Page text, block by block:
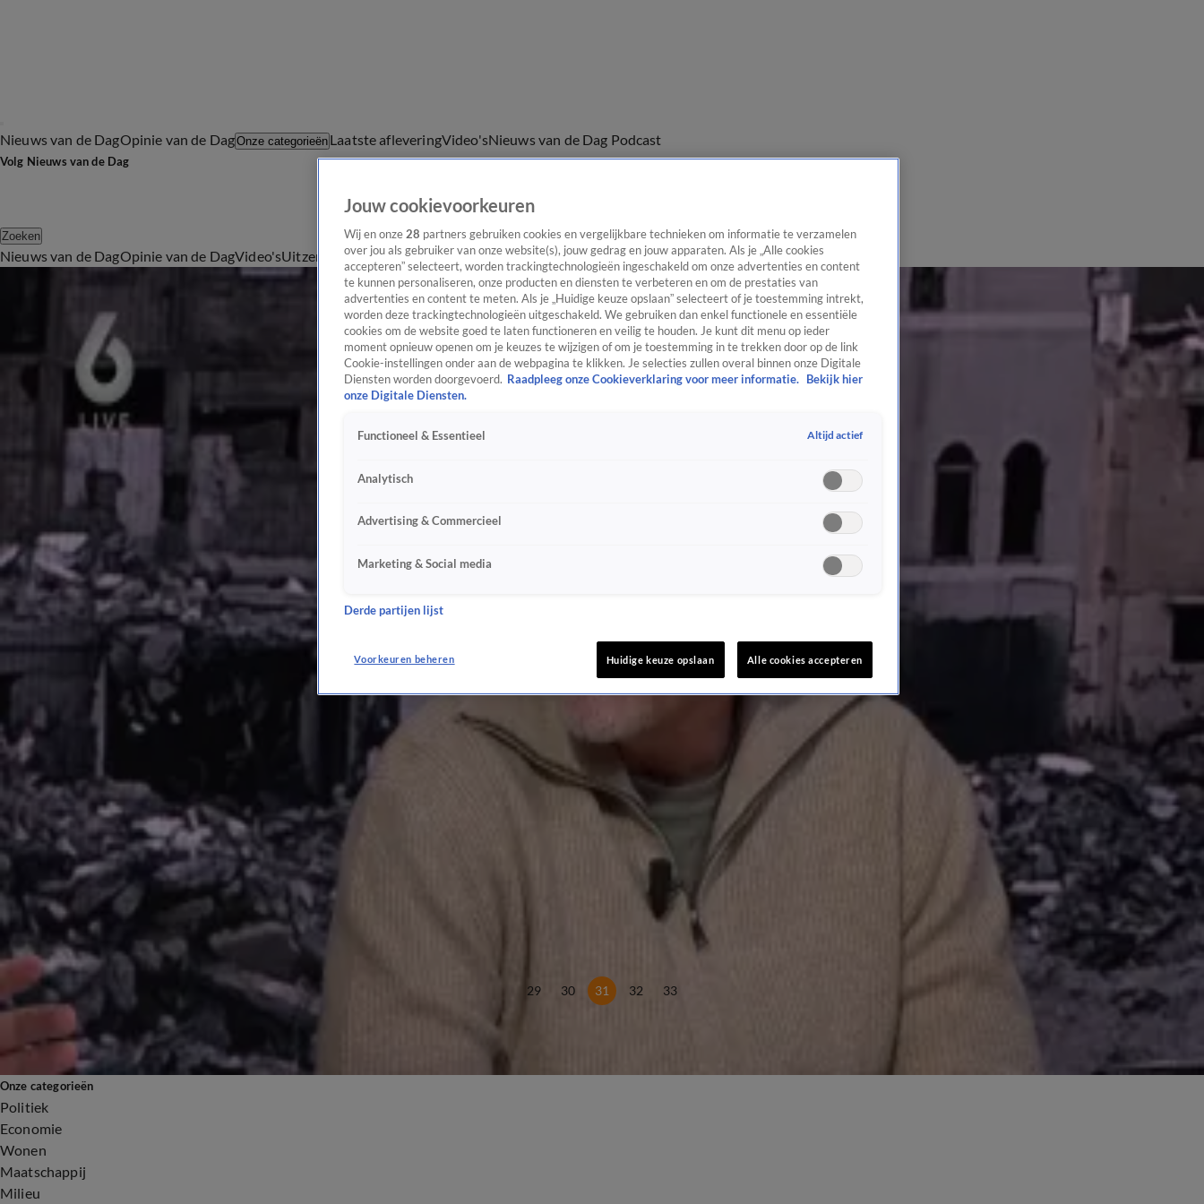
Nieuws van de DagOpinie van de DagOnze categorieën Laatste afleveringVideo'sNieuws van de Dag Podcast
Volg Nieuws van de Dag
Zoeken
Nieuws van de DagOpinie van de DagVideo'sUitzendingen PodcastPanel Contact
Drie jaar oorlog in Oekraïne: Is een einde in zicht?
24 feb 2025, 19:00
'Jongeren in Duitsland zijn gepolariseerd'
24 feb 2025, 18:59
Verkiezingen in Duitsland: 'De migratieproblemen zijn daar groter'
21 feb 2025, 18:46
Mike Pence weerlegt Trump: 'Oekraïne begon oorlog niet'
Nederland draait geldkraan dicht voor ontwikkelingshulp
20 feb 2025, 18:52
20 feb 2025, 18:44
Kabinet constructief over deelname vredesmacht
19 feb 2025, 19:19
CDA en NSC blokkeren verbod op 'homogenezing'
19 feb 2025, 19:15
Weinig nieuwe mbo-studenten in de zorg: 'Imago helpt ook niet mee'
19 feb 2025, 19:04
Krijgen burgers meer macht met bindend correctief referendum?
18 feb 2025, 19:49
VS en Rusland praten over Oekraïne, wat betekent dit voor Nederland?
18 feb 2025, 19:01
'Veel mensen werden lid van de VVD door Bolkestein'
18 feb 2025, 18:44
Europese leiders in Parijs voor spoedoverleg Oekraïne
17 feb 2025, 20:07
‘Integratieproblemen: waar is migrantenpartij DENK?’
17 feb 2025, 11:31
Is vrede nabij nu Trump met Poetin onderhandelt?
14 feb 2025, 08:56
'Politiek doet te weinig tegen antisemitisme'
13 feb 2025, 10:31
29 30 31 32 33
Onze categorieën
Politiek
Economie
Wonen
Maatschappij
Milieu
Jouw cookievoorkeuren
Wij en onze 28 partners gebruiken cookies en vergelijkbare technieken om informatie te verzamelen
over jou als gebruiker van onze website(s), jouw gedrag en jouw apparaten. Als je „Alle cookies
accepteren” selecteert, worden trackingtechnologieën ingeschakeld om onze advertenties en content
te kunnen personaliseren, onze producten en diensten te verbeteren en om de prestaties van
advertenties en content te meten. Als je „Huidige keuze opslaan” selecteert of je toestemming intrekt,
worden deze trackingtechnologieën uitgeschakeld. We gebruiken dan enkel functionele en essentiële
cookies om de website goed te laten functioneren en veilig te houden. Je kunt dit menu op ieder
moment opnieuw openen om je keuzes te wijzigen of om je toestemming in te trekken door op de link
Cookie-instellingen onder aan de webpagina te klikken. Je selecties zullen overal binnen onze Digitale
Diensten worden doorgevoerd. Raadpleeg onze Cookieverklaring voor meer informatie.
Bekijk hier
onze Digitale Diensten.
Functioneel & Essentieel Altijd actief
Analytisch
Advertising & Commercieel
Marketing & Social media
Derde partijen lijst
Voorkeuren beheren Huidige keuze opslaan Alle cookies accepteren